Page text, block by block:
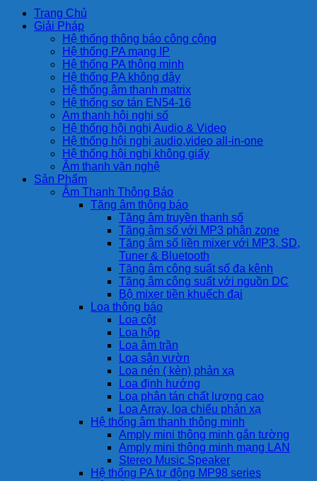
Trang Chủ
Giải Pháp
Hệ thống thông báo công cộng
Hệ thống PA mạng IP
Hệ thống PA thông minh
Hệ thống PA không dây
Hệ thống âm thanh matrix
Hệ thống sơ tán EN54-16
Am thanh hội nghị số
Hệ thống hội nghị Audio & Video
Hệ thống hội nghị audio,video all-in-one
Hệ thống hội nghị không giấy
Âm thanh văn nghệ
Sản Phẩm
Âm Thanh Thông Báo
Tăng âm thông báo
Tăng âm truyền thanh số
Tăng âm số với MP3 phân zone
Tăng âm số liền mixer với MP3, SD,
Tuner & Bluetooth
Tăng âm công suất số đa kênh
Tăng âm công suất với nguồn DC
Bộ mixer tiền khuếch đại
Loa thông báo
Loa cột
Loa hộp
Loa âm trần
Loa sân vườn
Loa nén ( kèn) phản xạ
Loa định hướng
Loa phân tán chất lượng cao
Loa Array, loa chiếu phản xạ
Hệ thống âm thanh thông minh
Amply mini thông minh gắn tường
Amply mini thông minh mạng LAN
Stereo Music Speaker
Hệ thống PA tự động MP98 series